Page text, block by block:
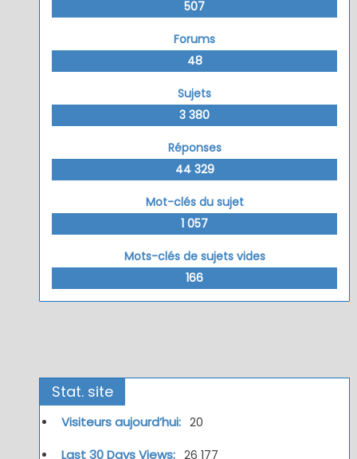
507
Forums
48
Sujets
3 380
Réponses
44 329
Mot-clés du sujet
1 057
Mots-clés de sujets vides
166
Stat. site
Visiteurs aujourd’hui: 20
Last 30 Days Views: 26 177